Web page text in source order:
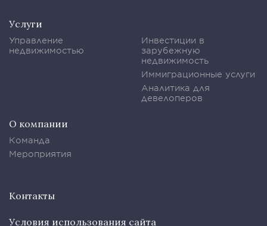
Услуги
Управление
недвижимостью
Инвестиции в
зарубежную
недвижимость
Иммиграционные услуги
Аналитика для
девелоперов
О компании
Команда
Мероприятия
Контакты
Условия использования сайта